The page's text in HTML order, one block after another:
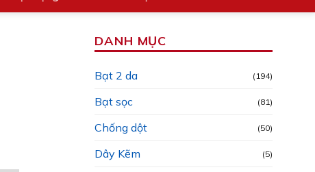
DANH MỤC
Bạt 2 da (194)
Bạt sọc (81)
Chống dột (50)
Dây Kẽm (5)